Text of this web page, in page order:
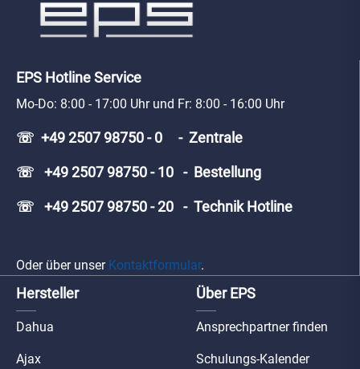
EPS Hotline Service
Mo-Do: 8:00 - 17:00 Uhr und Fr: 8:00 - 16:00 Uhr
☏ +49 2507 98750 - 0 - Zentrale
☏ +49 2507 98750 - 10 - Bestellung
☏ +49 2507 98750 - 20 - Technik Hotline
Oder über unser Kontaktformular.
Hersteller
Dahua
Ajax
Über EPS
Ansprechpartner finden
Schulungs-Kalender